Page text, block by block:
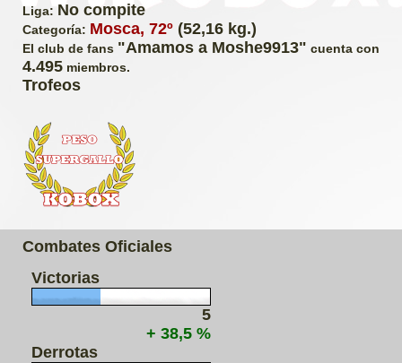
Liga: No compite
Categoría: Mosca, 72º (52,16 kg.)
El club de fans "Amamos a Moshe9913" cuenta con
4.495 miembros.
Trofeos
Combates Oficiales
Victorias
5
+ 38,5 %
Derrotas